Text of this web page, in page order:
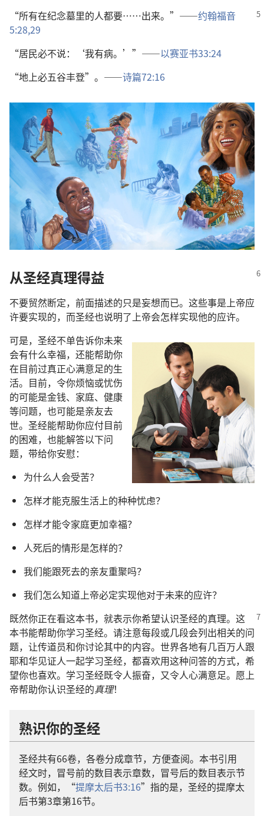
“所有在纪念墓里的人都要……出来。”——约翰福音
5:28,29
“居民必不说：‘我有病。’”——以赛亚书33:24
“地上必五谷丰登”。——诗篇72:16
从圣经真理得益
不要贸然断定，前面描述的只是妄想而已。这些事是上帝应
许要实现的，而圣经也说明了上帝会怎样实现他的应许。
可是，圣经不单告诉你未来
会有什么幸福，还能帮助你
在目前过真正心满意足的生
活。目前，令你烦恼或忧伤
的可能是金钱、家庭、健康
等问题，也可能是亲友去
世。圣经能帮助你应付目前
的困难，也能解答以下问
题，带给你安慰：
为什么人会受苦？
怎样才能克服生活上的种种忧虑？
怎样才能令家庭更加幸福？
人死后的情形是怎样的？
我们能跟死去的亲友重聚吗？
我们怎么知道上帝必定实现他对于未来的应许？
既然你正在看这本书，就表示你希望认识圣经的真理。这
本书能帮助你学习圣经。请注意每段或几段会列出相关的问
题，让传道员和你讨论其中的内容。世界各地有几百万人跟
耶和华见证人一起学习圣经，都喜欢用这种问答的方式，希
望你也喜欢。学习圣经既令人振奋，又令人心满意足。愿上
帝帮助你认识圣经的真理！
熟识你的圣经
圣经共有66卷，各卷分成章节，方便查阅。本书引用
经文时，冒号前的数目表示章数，冒号后的数目表示节
数。例如，“提摩太后书3:16”指的是，圣经的提摩太
后书第3章第16节。